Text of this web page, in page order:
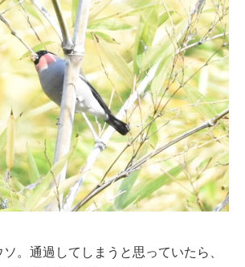
。通過してしまうと思っていたら、